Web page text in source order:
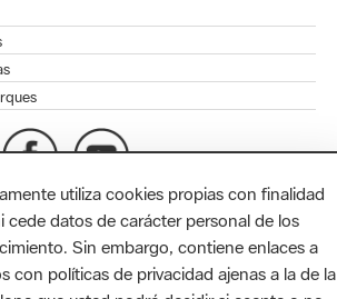
ACCESIBILIDAD
Edifici Llacuna, 1a planta. Badajoz, 49.
934 022 428 / xarxaparcs@diba.cat
utiliza cookies propias con finalidad
cede datos de carácter personal de los
Sin embargo, contiene enlaces a
con políticas de privacidad ajenas a la de la